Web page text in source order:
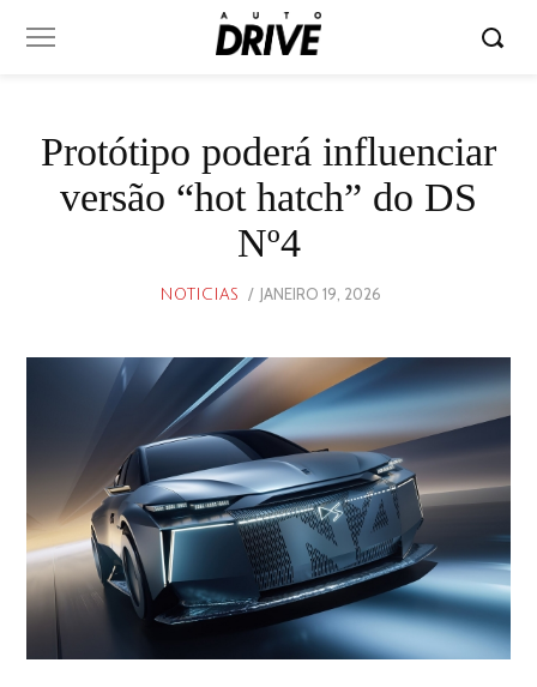
Protótipo poderá influenciar
versão “hot hatch” do DS
Nº4
NOTICIAS
POSTED
JANEIRO 19, 2026